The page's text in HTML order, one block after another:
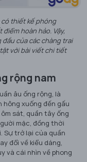
có thiết kế phóng
hoàn hảo. Vậy,
đầu của các chàng trai
với bài viết chi tiết
rộng nam
âu ống rộng, là
hông xuống đến gấu
sát, quần tây ống
mặc, đồng thời
Sự trở lại của quần
đổi về kiểu dáng,
và cái nhìn về phong